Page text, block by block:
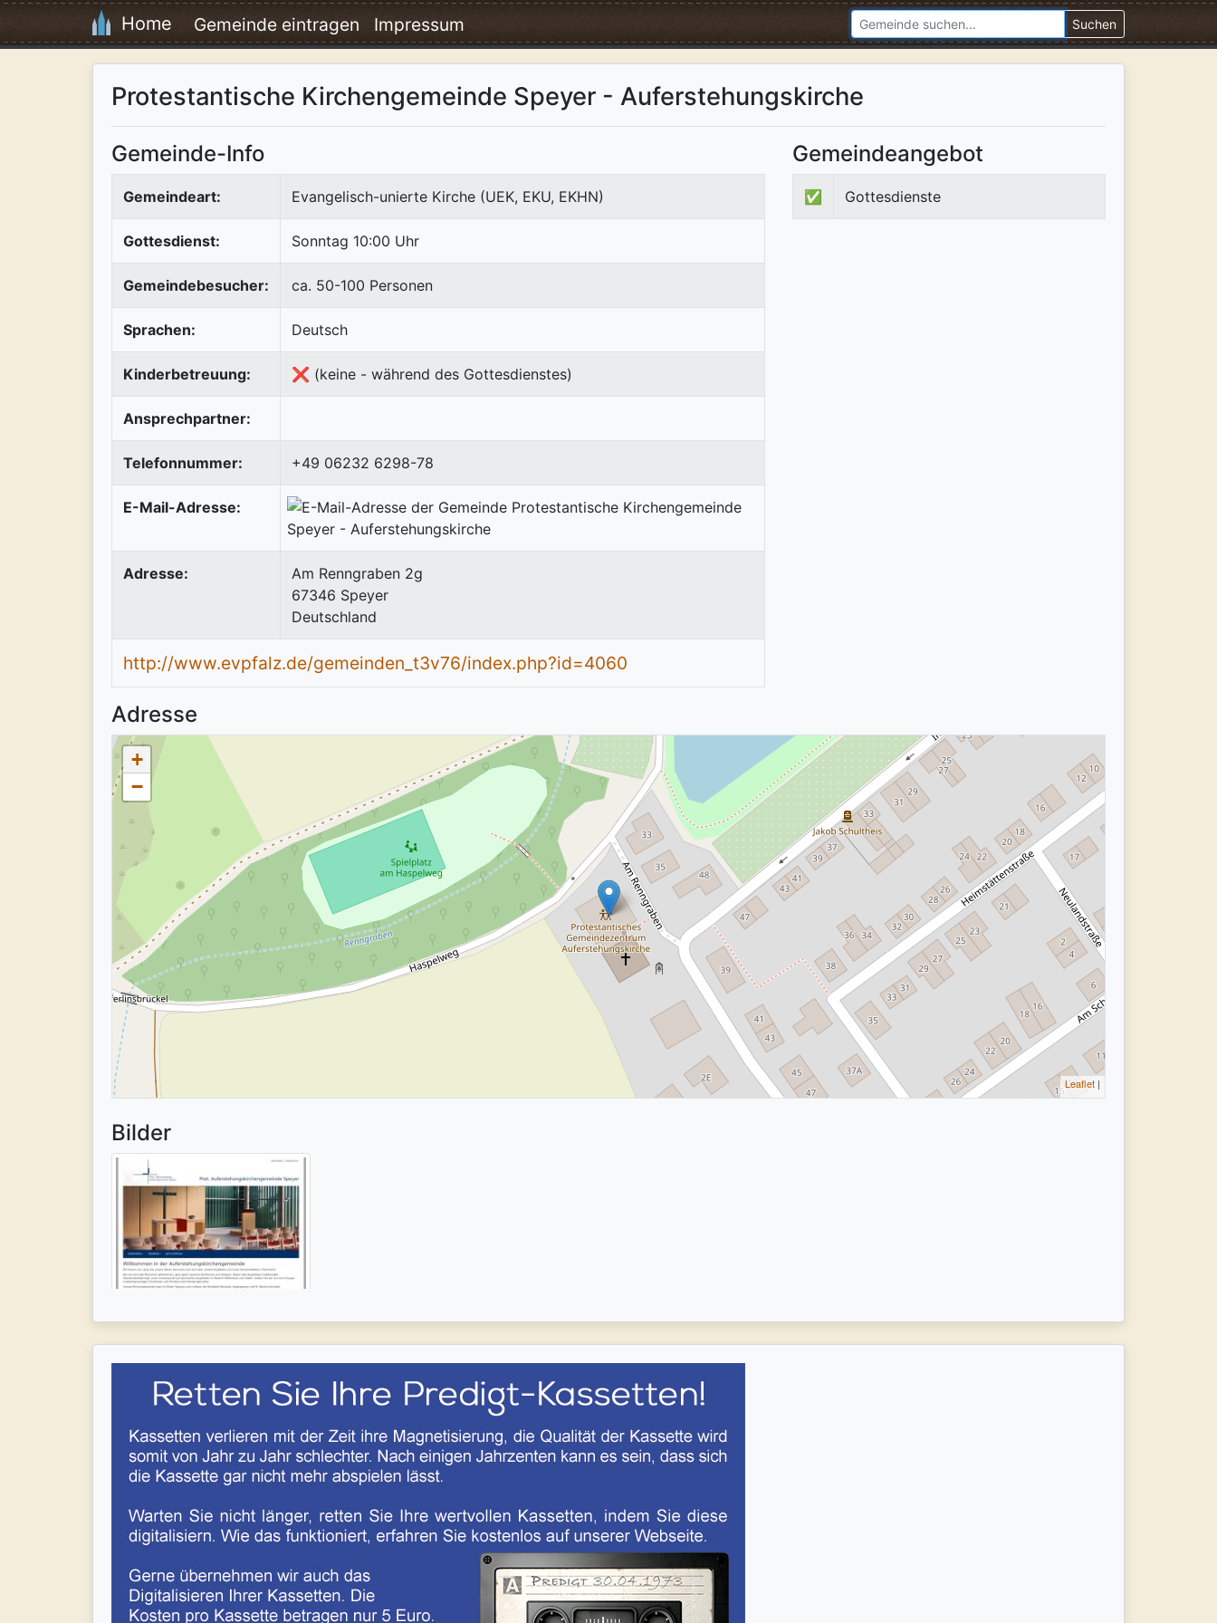
Home Gemeinde eintragen Impressum Suchen
Protestantische Kirchengemeinde Speyer - Auferstehungskirche
Gemeinde-Info
Gemeindeart: Evangelisch-unierte Kirche (UEK, EKU, EKHN)
Gottesdienst: Sonntag 10:00 Uhr
Gemeindebesucher: ca. 50-100 Personen
Sprachen: Deutsch
Kinderbetreuung: ❌ (keine - während des Gottesdienstes)
Ansprechpartner:
Telefonnummer: +49 06232 6298-78
E-Mail-Adresse:
Adresse:
Am Renngraben 2g
67346 Speyer
Deutschland
http://www.evpfalz.de/gemeinden_t3v76/index.php?id=4060
Gemeindeangebot
✅ Gottesdienste
Adresse
+
−
Leaflet |
Bilder